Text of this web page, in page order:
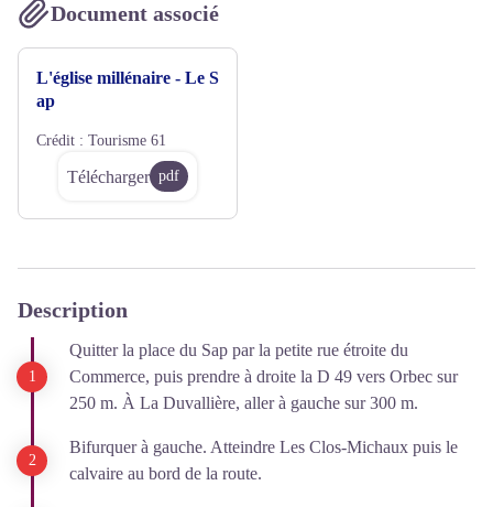
Document associé
L'église millénaire - Le S
ap
Crédit : Tourisme 61
Télécharger pdf
Description
Quitter la place du Sap par la petite rue étroite du
Commerce, puis prendre à droite la D 49 vers Orbec sur
250 m. À La Duvallière, aller à gauche sur 300 m.
Bifurquer à gauche. Atteindre Les Clos-Michaux puis le
calvaire au bord de la route.